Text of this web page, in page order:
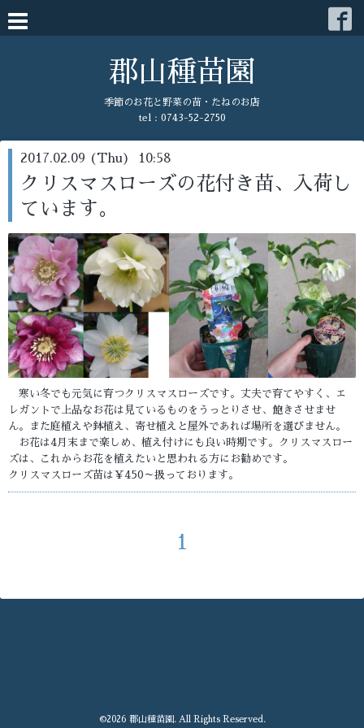
郡山種苗園
季節のお花と野菜の苗・たねのお店
tel : 0743-52-2750
2017.02.09 (Thu) 10:58
クリスマスローズの花付き苗、入荷し
ています。
寒い冬でも元気に育つクリスマスローズです。丈夫で育てやすく、エ
レガントで上品なお花は見ているものをうっとりさせ、飽きさせませ
ん。また庭植えや鉢植え、寄せ植えと屋外であれば場所を選びません。
お花は4月末まで楽しめ、植え付けにも良い時期です。クリスマスロー
ズは、これからお花を植えたいと思われる方にお勧めです。
クリスマスローズ苗は￥450～扱っております。
1
©2026 郡山種苗園 . All Rights Reserved.